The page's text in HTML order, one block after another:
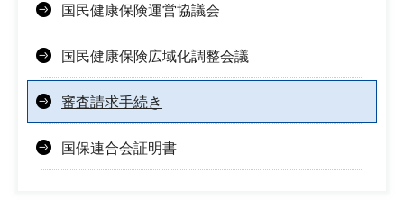
国民健康保険運営協議会
国民健康保険広域化調整会議
審査請求手続き
国保連合会証明書